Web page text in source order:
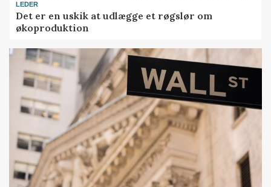
LEDER
Det er en uskik at udlægge et røgslør om
økoproduktion